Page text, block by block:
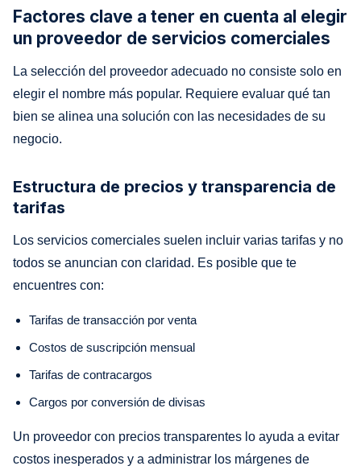
Factores clave a tener en cuenta al elegir
un proveedor de servicios comerciales
La selección del proveedor adecuado no consiste solo en
elegir el nombre más popular. Requiere evaluar qué tan
bien se alinea una solución con las necesidades de su
negocio.
Estructura de precios y transparencia de
tarifas
Los servicios comerciales suelen incluir varias tarifas y no
todos se anuncian con claridad. Es posible que te
encuentres con:
Tarifas de transacción por venta
Costos de suscripción mensual
Tarifas de contracargos
Cargos por conversión de divisas
Un proveedor con precios transparentes lo ayuda a evitar
costos inesperados y a administrar los márgenes de